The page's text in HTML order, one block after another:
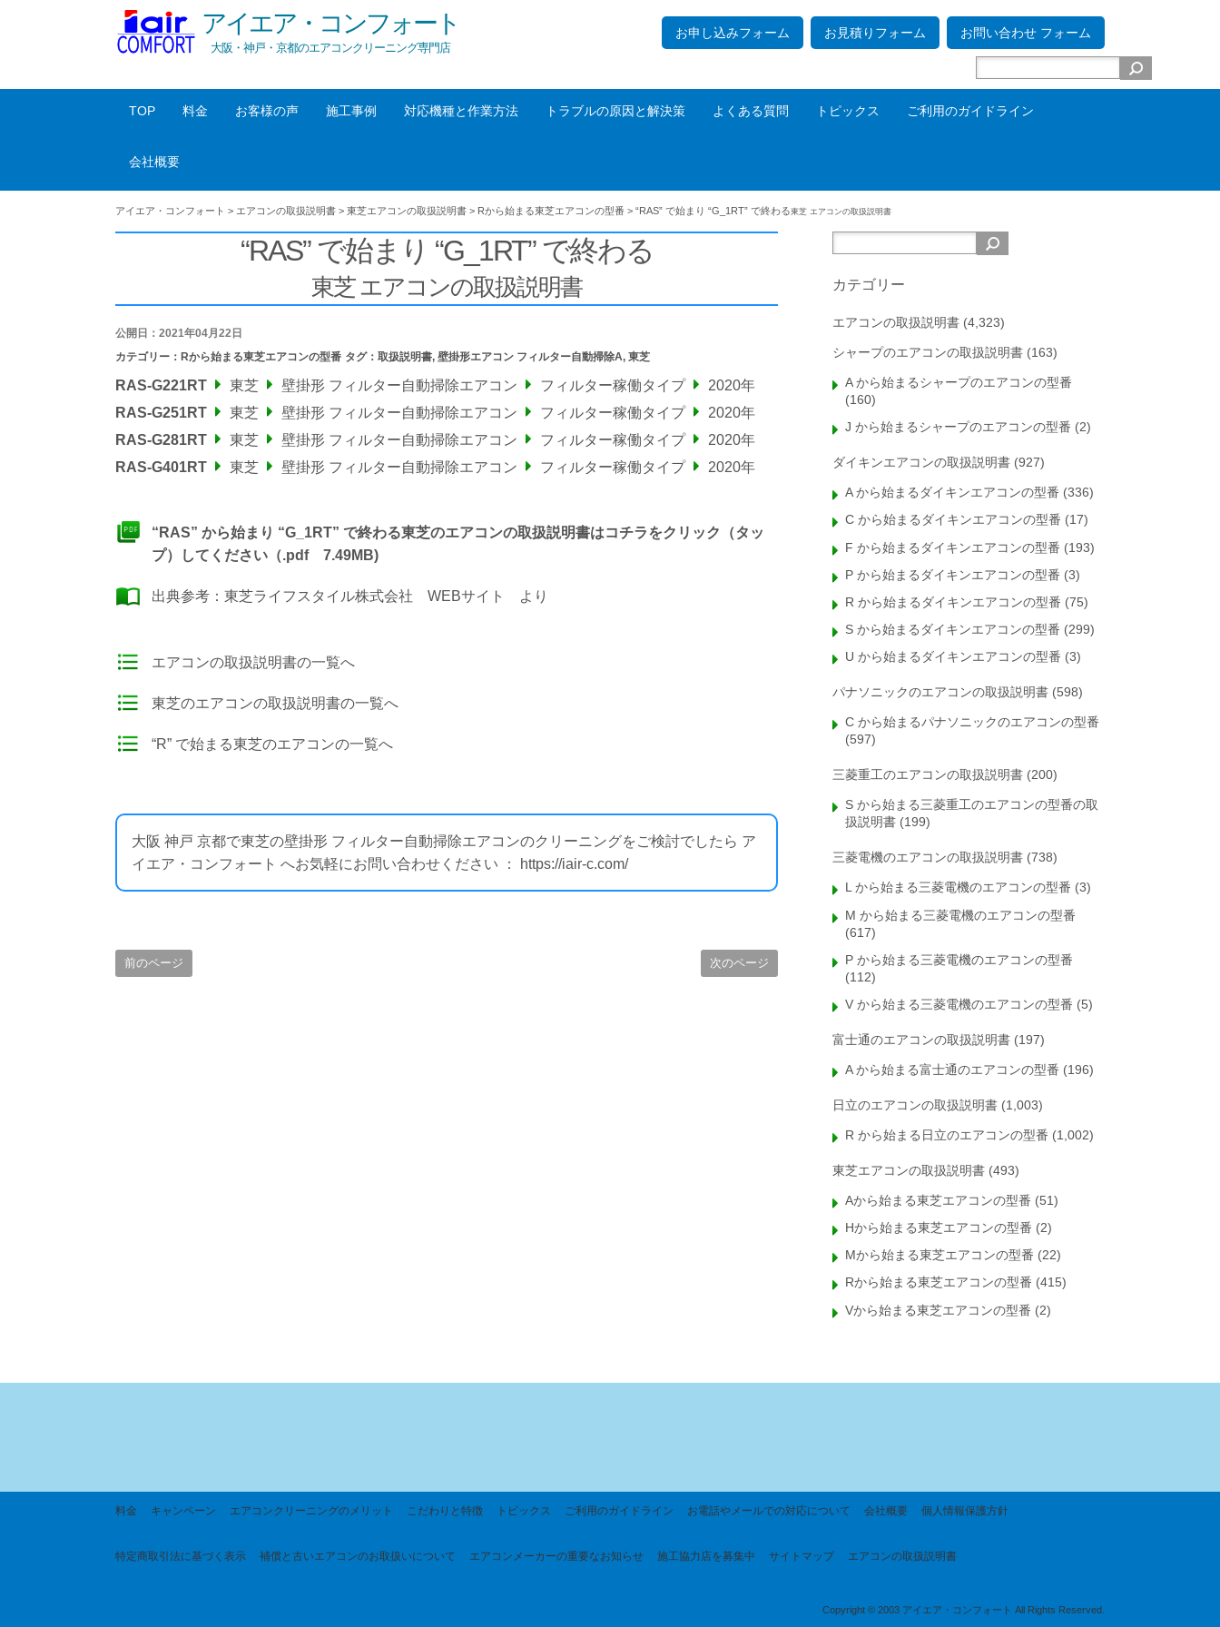
アイエア・コンフォート
大阪・神戸・京都のエアコンクリーニング専門店
お申し込みフォーム お見積りフォーム お問い合わせ フォーム
TOP 料金 お客様の声 施工事例 対応機種と作業方法 トラブルの原因と解決策 よくある質問 トピックス ご利用のガイドライン
会社概要
アイエア・コンフォート > エアコンの取扱説明書 > 東芝エアコンの取扱説明書 > Rから始まる東芝エアコンの型番 > “RAS” で始まり “G_1RT” で終わる東芝 エアコンの取扱説明書
“RAS” で始まり “G_1RT” で終わる
東芝 エアコンの取扱説明書
公開日：2021年04月22日
カテゴリー： Rから始まる東芝エアコンの型番 タグ： 取扱説明書, 壁掛形エアコン フィルター自動掃除A, 東芝
RAS-G221RT 東芝 壁掛形 フィルター自動掃除エアコン フィルター稼働タイプ
2020年
RAS-G251RT
東芝 壁掛形 フィルター自動掃除エアコン フィルター稼働タイプ
2020年
RAS-G281RT
東芝 壁掛形 フィルター自動掃除エアコン フィルター稼働タイプ
2020年
RAS-G401RT
東芝 壁掛形 フィルター自動掃除エアコン フィルター稼働タイプ 2020年
“RAS” から始まり “G_1RT” で終わる東芝のエアコンの取扱説明書はコチラをクリック（タッ
プ）してください（.pdf 7.49MB)
出典参考： 東芝ライフスタイル株式会社 WEBサイト より
エアコンの取扱説明書の一覧へ
東芝のエアコンの取扱説明書の一覧へ
“R” で始まる東芝のエアコンの一覧へ
大阪 神戸 京都で東芝の壁掛形 フィルター自動掃除エアコンのクリーニングをご検討でしたら ア
イエア・コンフォート へお気軽にお問い合わせください ： https://iair-c.com/
前のページ 次のページ
カテゴリー
エアコンの取扱説明書 (4,323)
シャープのエアコンの取扱説明書 (163)
A から始まるシャープのエアコンの型番
(160)
J から始まるシャープのエアコンの型番 (2)
ダイキンエアコンの取扱説明書 (927)
A から始まるダイキンエアコンの型番 (336)
C から始まるダイキンエアコンの型番 (17)
F から始まるダイキンエアコンの型番 (193)
P から始まるダイキンエアコンの型番 (3)
R から始まるダイキンエアコンの型番 (75)
S から始まるダイキンエアコンの型番 (299)
U から始まるダイキンエアコンの型番 (3)
パナソニックのエアコンの取扱説明書 (598)
C から始まるパナソニックのエアコンの型番
(597)
三菱重工のエアコンの取扱説明書 (200)
S から始まる三菱重工のエアコンの型番の取
扱説明書 (199)
三菱電機のエアコンの取扱説明書 (738)
L から始まる三菱電機のエアコンの型番 (3)
M から始まる三菱電機のエアコンの型番
(617)
P から始まる三菱電機のエアコンの型番
(112)
V から始まる三菱電機のエアコンの型番 (5)
富士通のエアコンの取扱説明書 (197)
A から始まる富士通のエアコンの型番 (196)
日立のエアコンの取扱説明書 (1,003)
R から始まる日立のエアコンの型番 (1,002)
東芝エアコンの取扱説明書 (493)
Aから始まる東芝エアコンの型番 (51)
Hから始まる東芝エアコンの型番 (2)
Mから始まる東芝エアコンの型番 (22)
Rから始まる東芝エアコンの型番 (415)
Vから始まる東芝エアコンの型番 (2)
料金 キャンペーン エアコンクリーニングのメリット こだわりと特徴 トピックス ご利用のガイドライン お電話やメールでの対応について 会社概要 個人情報保護方針
特定商取引法に基づく 表示 補償と古いエアコンのお取扱いについて エアコンメーカーの重要なお知らせ 施工協力店を募集中 サイトマップ エアコンの取扱説明書
Copyright © 2003 アイエア・コンフォート All Rights Reserved.